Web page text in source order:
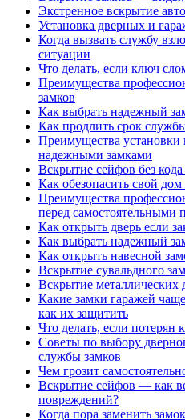
Экстренное вскрытие
Установка дверных и
Когда вызвать службу
ситуации
Что делать, если ключ
Преимущества
замков
Как выбрать надежный
Как продлить срок
Преимущества установки
надежными замками
Вскрытие сейфов без
Как обезопасить свой
Преимущества
перед самостоятельными
Как открыть дверь если
Как выбрать надежный
Как открыть навесной
Вскрытие сувальдного
Вскрытие металлических
Какие замки гаражей
как их защитить
Что делать, если потерян
Советы по выбору
службы замков
Чем грозит
Вскрытие сейфов — как
повреждений?
Когда пора заменить